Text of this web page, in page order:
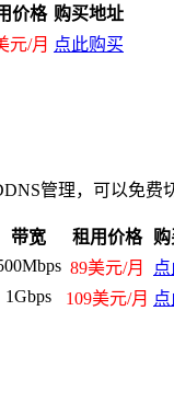
价格 购买地址
元/月 点此购买
管理，可以免费
带宽 租用价格
89美元/月
1Gbps 109美元/月